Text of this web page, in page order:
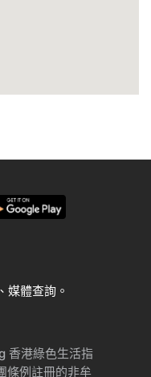
媒體查詢。
香港綠色生活指
條例註冊的非牟